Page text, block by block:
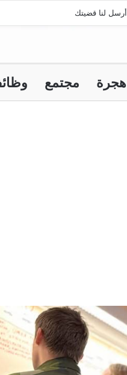
أرسل لنا قضيتك
هجرة مجتمع